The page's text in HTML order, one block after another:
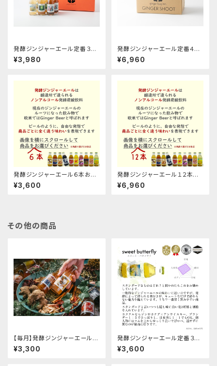
発酵ジンジャーエール定番３種
の６本ギフト箱セット
¥3,980
発酵ジンジャーエール定番４種
の１２本箱セット
¥6,960
発酵ジンジャーエール６本お選
びくださいセット
¥3,600
発酵ジンジャーエール１２本お
選びくださいセット
¥6,960
その他の商品
【毎月】発酵ジンジャーエール６
本定期便
¥3,300
発酵ジンジャーエール定番３種
の６本セット
¥3,600